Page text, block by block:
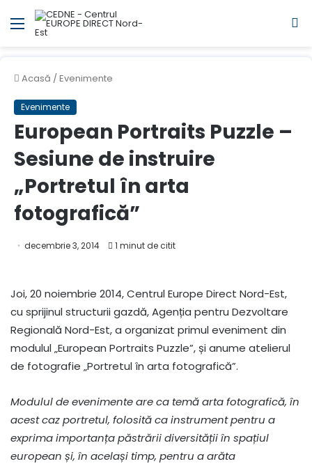
Meniul
Acasă /Evenimente
Evenimente
European Portraits Puzzle –
Sesiune de instruire
„Portretul în arta
fotografică”
decembrie 3, 2014 1 minut de citit
Joi, 20 noiembrie 2014, Centrul Europe Direct Nord-Est,
cu sprijinul structurii gazdă, Agenția pentru Dezvoltare
Regională Nord-Est, a organizat primul eveniment din
modulul „European Portraits Puzzle”, și anume atelierul
de fotografie „Portretul în arta fotografică”.
Modulul de evenimente are ca temă arta fotografică, în
acest caz portretul, folosită ca instrument pentru a
exprima importanța păstrării diversității în spațiul
european și, în același timp, pentru a arăta